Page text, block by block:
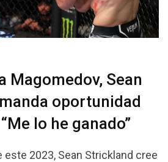
Magomedov, Sean
oportunidad
lo he ganado”
este 2023, Sean Strickland cree